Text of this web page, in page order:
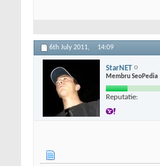
6th July 2011, 14:09
StarNET
Membru SeoPedia
Reputatie: